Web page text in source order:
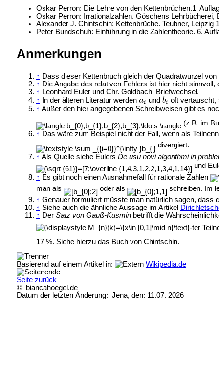
Oskar Perron: Die Lehre von den Kettenbrüchen.1.
Oskar Perron: Irrationalzahlen. Göschens Lehrbücherei,
Alexander J. Chintschin: Kettenbrüche. Teubner,
Peter Bundschuh: Einführung in die Zahlentheorie. 6.
Anmerkungen
↑ Dass dieser Kettenbruch gleich der Quadratwurzel
↑ Die Angabe des relativen Fehlers ist hier nicht
↑ Leonhard Euler und Chr. Goldbach, Briefwechsel.
↑
In der älteren Literatur werden und
oft vertauscht,
↑ Außer den hier angegebenen Schreibweisen gibt es
(z.B. im
↑ Das wäre zum Beispiel nicht der Fall, wenn als
divergiert.
↑ Als Quelle siehe Eulers De usu novi algorithmi in
und
↑ Es gibt noch einen Ausnahmefall für rationale Zahlen
man als
oder als
schreiben. Im
↑ Genauer formuliert müsste man natürlich sagen, dass
↑ Siehe auch die ähnliche Aussage im Artikel
↑ Der Satz von Gauß-Kusminbetrifft die
17 %. Siehe hierzu das Buch von Chintschin.
Basierend auf einem Artikel in:
Wikipedia.de
Seite zurück
© biancahoegel.de
Datum der letzten Änderung: Jena, den: 11.07. 2026